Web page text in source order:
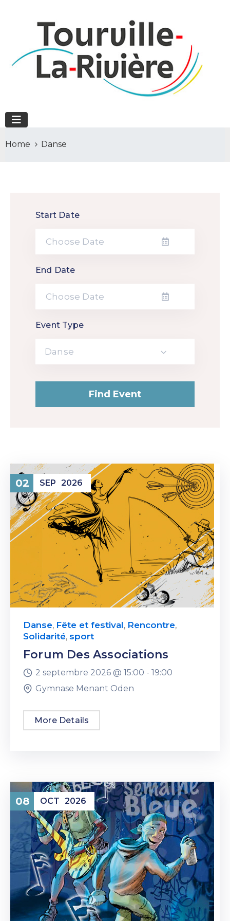
Home Danse
Start Date
End Date
Event Type
Danse
02 SEP 2026
Danse, Fête et festival, Rencontre,
Solidarité, sport
Forum Des Associations
2 septembre 2026 @ 15:00 - 19:00
Gymnase Menant Oden
More Details
08 OCT 2026